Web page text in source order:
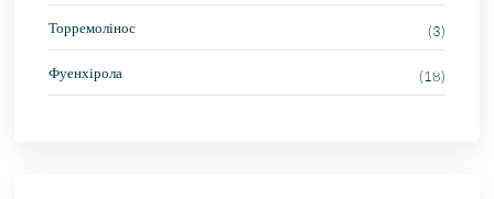
Торремолінос (3)
Фуенхірола (18)